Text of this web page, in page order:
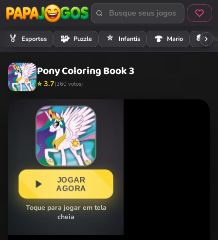
🏅 Esportes 🧩 Puzzle ⭐ Infantis 🍄 Mario 🏍️
Pony Coloring Book 3
⭐ 3.7(260 votos)
JOGAR
AGORA
Toque para jogar em tela
cheia